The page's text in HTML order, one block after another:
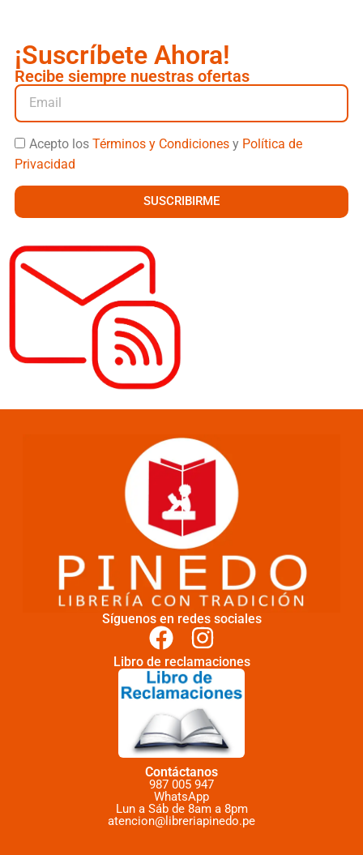
¡Suscríbete Ahora!
Recibe siempre nuestras ofertas
Acepto los Términos y Condicionesy Política de
Privacidad
SUSCRIBIRME
Síguenos en redes sociales
Libro de reclamaciones
Contáctanos
987 005 947
WhatsApp
Lun a Sáb de 8am a 8pm
atencion@libreriapinedo.pe